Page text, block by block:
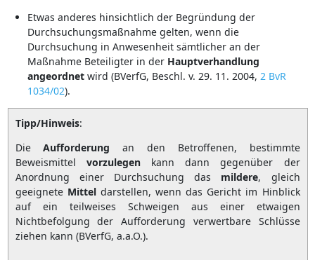
Etwas anderes hinsichtlich der Begründung der
Durchsuchungsmaßnahme gelten, wenn die
Durchsuchung in Anwesenheit sämtlicher an der
Maßnahme Beteiligter in der Hauptverhandlung
angeordnetwird (BVerfG, Beschl. v. 29. 11. 2004, 2 BvR
1034/02).
Tipp/Hinweis:
DieAufforderung an den Betroffenen, bestimmte
Beweismittel vorzulegenkann dann gegenüber der
Anordnung einer Durchsuchung das mildere, gleich
geeignete Mitteldarstellen, wenn das Gericht im Hinblick
auf ein teilweises Schweigen aus einer etwaigen
Nichtbefolgung der Aufforderung verwertbare Schlüsse
ziehen kann (BVerfG, a.a.O.).